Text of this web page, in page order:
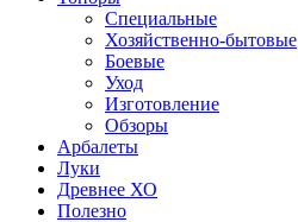
Специальные
Хозяйственно-бытовые
Боевые
Уход
Изготовление
Обзоры
Арбалеты
Луки
Древнее ХО
Полезно